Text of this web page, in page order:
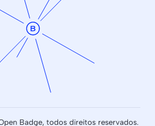
Badge, todos direitos reservados.